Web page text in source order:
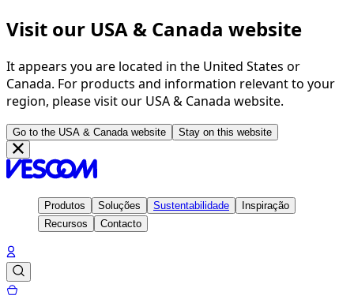
Visit our USA & Canada website
It appears you are located in the United States or
Canada. For products and information relevant to your
region, please visit our USA & Canada website.
Go to the USA & Canada website Stay on this website
Produtos Soluções Sustentabilidade
Inspiração
Recursos
Contacto